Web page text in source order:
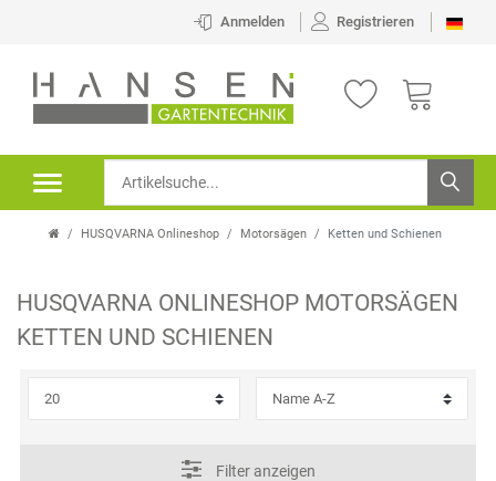
Anmelden Registrieren
HUSQVARNA Onlineshop Motorsägen Ketten und Schienen
HUSQVARNA ONLINESHOP MOTORSÄGEN
KETTEN UND SCHIENEN
Filter anzeigen
H
R
E
P